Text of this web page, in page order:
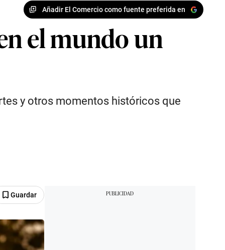
Añadir El Comercio como fuente preferida en
el mundo un
y otros momentos históricos que
Guardar